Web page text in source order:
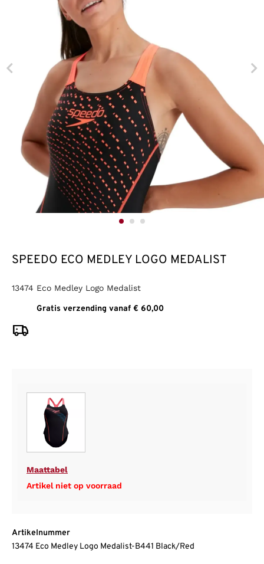
SPEEDO ECO MEDLEY LOGO MEDALIST
13474 Eco Medley Logo Medalist
Gratis verzending vanaf € 60,00
Maattabel
Artikel niet op voorraad
Artikelnummer
13474 Eco Medley Logo Medalist-B441 Black/Red